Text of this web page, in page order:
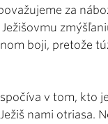
za
boji, pretože
v tom, kto
nami otriasa.